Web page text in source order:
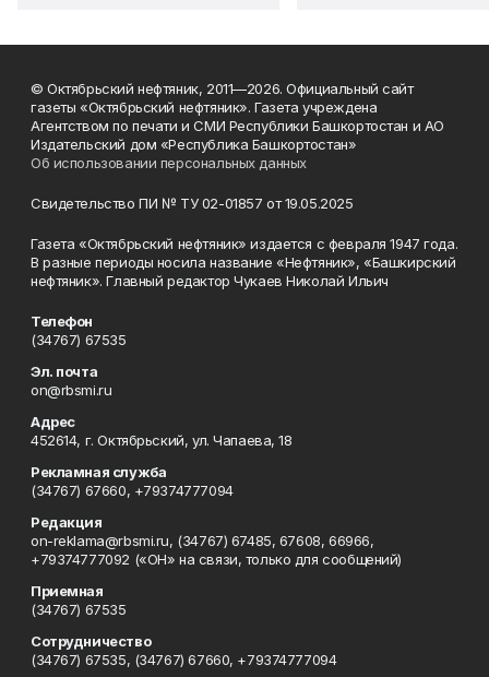
© Октябрьский нефтяник, 2011—2026. Официальный сайт
газеты «Октябрьский нефтяник». Газета учреждена
Агентством по печати и СМИ Республики Башкортостан и АО
Издательский дом «Республика Башкортостан»
Об использовании персональных данных
Свидетельство ПИ № ТУ 02-01857 от 19.05.2025
Газета «Октябрьский нефтяник» издается с февраля 1947 года.
В разные периоды носила название «Нефтяник», «Башкирский
нефтяник». Главный редактор Чукаев Николай Ильич
Телефон
(34767) 67535
Эл. почта
on@rbsmi.ru
Адрес
452614, г. Октябрьский, ул. Чапаева, 18
Рекламная служба
(34767) 67660, +79374777094
Редакция
on-reklama@rbsmi.ru, (34767) 67485, 67608, 66966,
+79374777092 («ОН» на связи, только для сообщений)
Приемная
(34767) 67535
Сотрудничество
(34767) 67535, (34767) 67660, +79374777094